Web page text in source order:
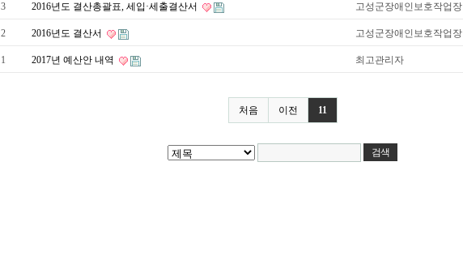
3 2016년도 결산총괄표, 세입·세출결산서 고성군장애인보호작업장
2 2016년도 결산서 고성군장애인보호작업장
1 2017년 예산안 내역 최고관리자
처음 이전 11